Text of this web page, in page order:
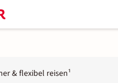
& flexibel reisen¹